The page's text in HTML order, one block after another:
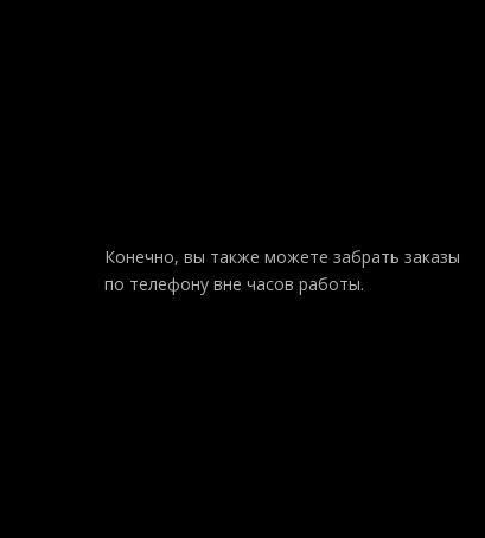
Конечно, вы также можете забрать заказы
по телефону вне часов работы.